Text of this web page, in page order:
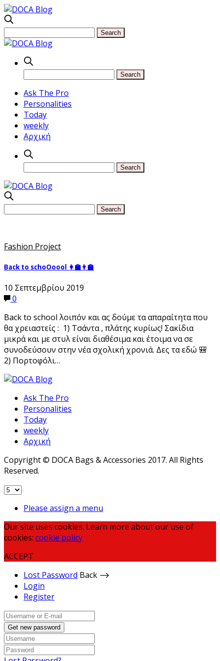
Ask The Pro
Personalities
Today
weekly
Αρχική
Fashion Project
Back to schoOoool 👩‍🏫👨‍🏫
10 Σεπτεμβρίου 2019
0
Back to school λοιπόν και ας δούμε τα απαραίτητα που
θα χρειαστείς : 1) Τσάντα , πλάτης κυρίως! Σακίδια
μικρά και με στυλ είναι διαθέσιμα και έτοιμα να σε
συνοδεύσουν στην νέα σχολική χρονιά. Δες τα εδώ 🎒
2) Πορτοφόλι…
Ask The Pro
Personalities
Today
weekly
Αρχική
Copyright © DOCA Bags & Accessories 2017. All Rights
Reserved.
Please assign a menu
Our site uses cookies. Learn more about our use of
cookies: cookie policy
ACCEPT
Lost Password Back ⟶
Login
Register
Get new password